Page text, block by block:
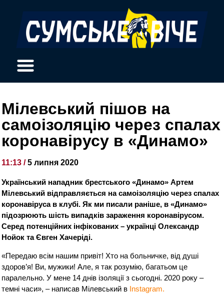
Мілевський пішов на
самоізоляцію через спалах
коронавірусу в «Динамо»
11:13 /5 липня 2020
Український нападник брестського «Динамо» Артем
Мілевський відправляється на самоізоляцію через спалах
коронавіруса в клубі. Як ми писали раніше, в «Динамо»
підозрюють шість випадків зараження коронавірусом.
Серед потенційних інфікованих – українці Олександр
Нойок та Євген Хачеріді.
«Передаю всім нашим привіт! Хто на больничке, від душі
здоров’я! Ви, мужики! Але, я так розумію, багатьом це
паралельно. У мене 14 днів ізоляції з сьогодні. 2020 року –
темні часи», – написав Мілевський в Instagram.